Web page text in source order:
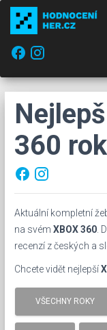
facebook
360
facebook
Aktuální kompletní
na svém XBOX 360 .
recenzí z českých a
Chcete vidět nejlepší
VŠECHNY ROKY